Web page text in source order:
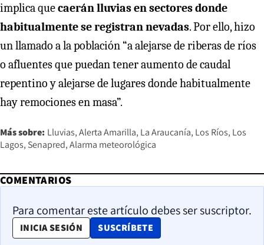
implica quecaerán lluvias en sectores donde
habitualmente se registran nevadas. Por ello, hizo
un llamado a la población “a alejarse de riberas de ríos
o afluentes que puedan tener aumento de caudal
repentino y alejarse de lugares donde habitualmente
hay remociones en masa”.
Más sobre: Lluvias Alerta Amarilla La Araucanía Los Ríos Los
Lagos Senapred Alarma meteorológica
COMENTARIOS
Para comentar este artículo debes ser suscriptor.
INICIA SESIÓN SUSCRÍBETE
OPENS IN NEW WINDOW